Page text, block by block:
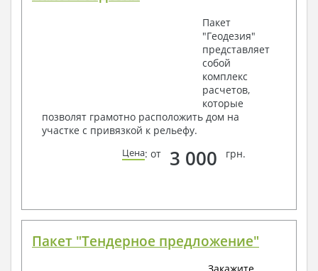
Пакет
"Геодезия"
представляет
собой
комплекс
расчетов,
которые
позволят грамотно расположить дом на
участке с привязкой к рельефу.
Цена: от 3 000 грн.
Пакет "Тендерное предложение"